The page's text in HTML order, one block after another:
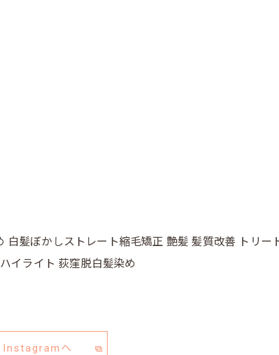
髪ぼかしストレート縮毛矯正 艶髪 髪質改善 トリー
イライト 荻窪脱白髪染め
Instagramへ